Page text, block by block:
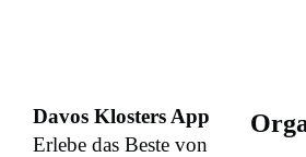
Davos Klosters App
Erlebe das Beste von